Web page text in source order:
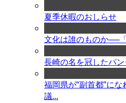
夏季休暇のおしらせ
文化は誰のものか──
長崎の名を冠したパ
福岡県が“副首都”にな
議...